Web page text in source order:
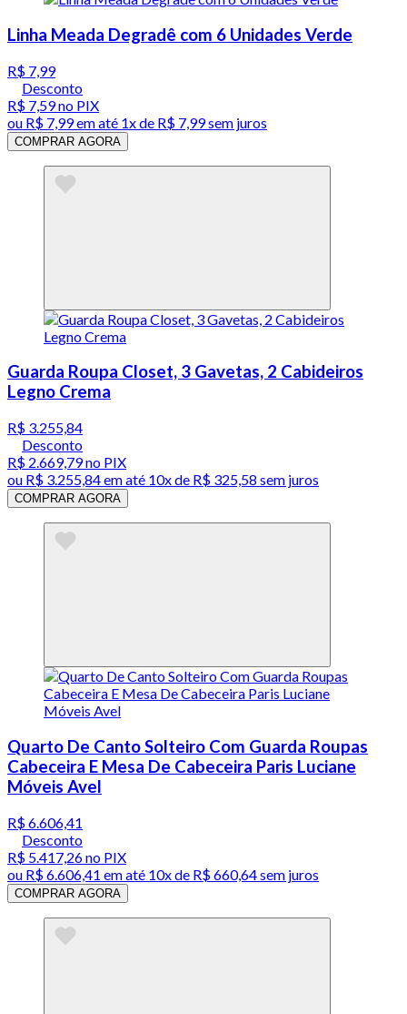
Linha Meada Degradê com 6 Unidades Verde
R$ 7,99
Desconto
R$ 7,59no PIX
ou R$ 7,99em até 1x de R$ 7,99sem juros
COMPRAR AGORA
Guarda Roupa Closet, 3 Gavetas, 2 Cabideiros
Legno Crema
R$ 3.255,84
Desconto
R$ 2.669,79no PIX
ou R$ 3.255,84em até 10x de R$ 325,58 sem juros
COMPRAR AGORA
Quarto De Canto Solteiro Com Guarda Roupas
Cabeceira E Mesa De Cabeceira Paris Luciane
Móveis Avel
R$ 6.606,41
Desconto
R$ 5.417,26no PIX
ou R$ 6.606,41 em até 10x de R$ 660,64 sem juros
COMPRAR AGORA